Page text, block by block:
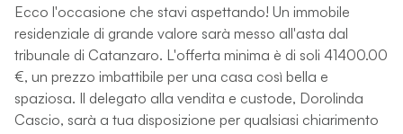
Ecco l'occasione che stavi aspettando! Un immobile
residenziale di grande valore sarà messo all'asta dal
tribunale di Catanzaro. L'offerta minima è di soli 41400.00
€, un prezzo imbattibile per una casa così bella e
spaziosa. Il delegato alla vendita e custode, Dorolinda
Cascio, sarà a tua disposizione per qualsiasi chiarimento